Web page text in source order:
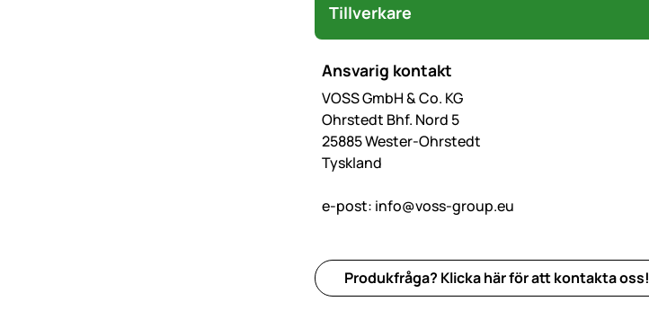
Tillverkare
Ansvarig kontakt
VOSS GmbH & Co. KG
Ohrstedt Bhf. Nord 5
25885 Wester-Ohrstedt
Tyskland
e-post: info@voss-group.eu
Produkfråga? Klicka här för att kontakta oss!